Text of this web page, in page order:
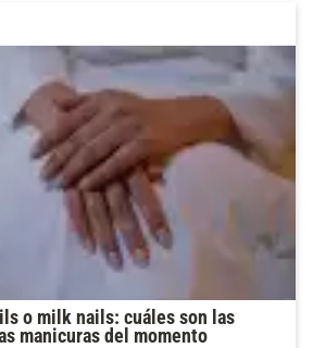
o milk nails: cuáles son las
manicuras del momento